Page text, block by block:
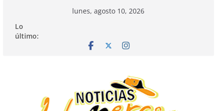
contenido
lunes, agosto 10, 2026
Lo
último: